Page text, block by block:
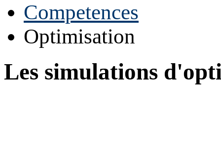
Competences
Optimisation
Les simulations